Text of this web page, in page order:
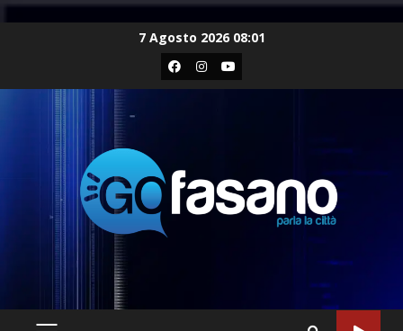
7 Agosto 2026 08:01
Facebook
Instagram
Youtube